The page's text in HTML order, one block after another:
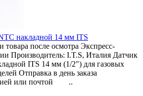
накладной 14 мм ITS
после осмотра Экспресс-
Производитель: I.T.S, Италия Датчик
ITS 14 мм (1/2") для газовых
Отправка в день заказа
или почтой ..